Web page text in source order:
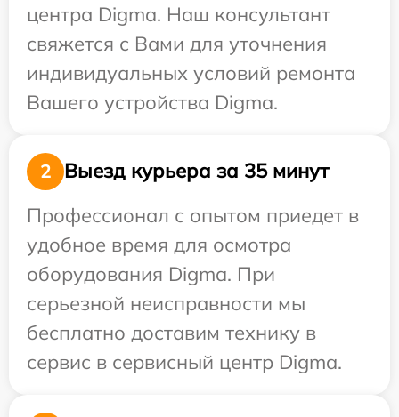
центра Digma. Наш консультант
свяжется с Вами для уточнения
индивидуальных условий ремонта
Вашего устройства Digma.
2
Выезд курьера за 35 минут
Профессионал с опытом приедет в
удобное время для осмотра
оборудования Digma. При
серьезной неисправности мы
бесплатно доставим технику в
сервис в сервисный центр Digma.